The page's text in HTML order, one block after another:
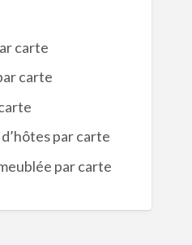
carte
carte
par carte
par carte